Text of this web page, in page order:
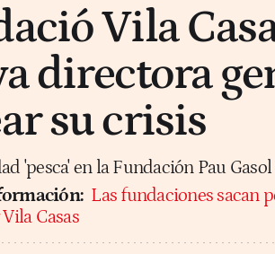
Vila
directora
su crisis
'pesca' en la Fundación Pau
Las fundaciones sacan
Casas